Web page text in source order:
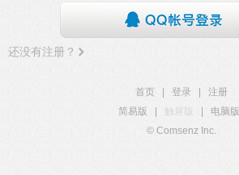
还没有注册？
首页 登录
注册
简易版
触屏版 电脑版
© Comsenz Inc.